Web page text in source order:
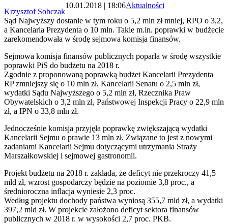
Krzysztof Sobczak
10.01.2018 | 18:06Aktualności
Sąd Najwyższy dostanie w tym roku o 5,2 mln zł mniej, RPO o 3,2,
a Kancelaria Prezydenta o 10 mln. Takie m.in. poprawki w budżecie
zarekomendowała w środę sejmowa komisja finansów.
Sejmowa komisja finansów publicznych poparła w środę wszystkie
poprawki PiS do budżetu na 2018 r.
Zgodnie z proponowaną poprawką budżet Kancelarii Prezydenta
RP zmniejszy się o 10 mln zł, Kancelarii Senatu o 2,5 mln zł,
wydatki Sądu Najwyższego o 5,2 mln zł, Rzecznika Praw
Obywatelskich o 3,2 mln zł, Państwowej Inspekcji Pracy o 22,9 mln
zł, a IPN o 33,8 mln zł.
Jednocześnie komisja przyjęła poprawkę zwiększającą wydatki
Kancelarii Sejmu o prawie 13 mln zł. Związane to jest z nowymi
zadaniami Kancelarii Sejmu dotyczącymi utrzymania Straży
Marszałkowskiej i sejmowej gastronomii.
Projekt budżetu na 2018 r. zakłada, że deficyt nie przekroczy 41,5
mld zł, wzrost gospodarczy będzie na poziomie 3,8 proc., a
średnioroczna inflacja wyniesie 2,3 proc.
Według projektu dochody państwa wyniosą 355,7 mld zł, a wydatki
397,2 mld zł. W projekcie założono deficyt sektora finansów
publicznych w 2018 r. w wysokości 2,7 proc. PKB.